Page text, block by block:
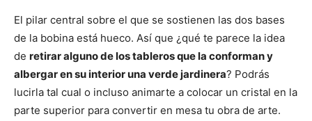
El pilar central sobre el que se sostienen las dos bases
de la bobina está hueco. Así que ¿qué te parece la idea
de retirar alguno de los tableros que la conforman y
albergar en su interior una verde jardinera? Podrás
lucirla tal cual o incluso animarte a colocar un cristal en la
parte superior para convertir en mesa tu obra de arte.